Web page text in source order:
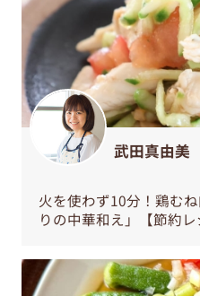
武田真由美
火を使わず10分！鶏む
りの中華和え」【節約レ